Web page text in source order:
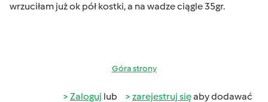
wrzuciłam już ok pół kostki, a na wadze ciągle 35gr.
Góra strony
Zaloguj lub zarejestruj sięaby dodawać